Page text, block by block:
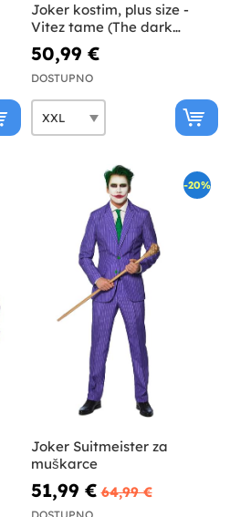
Joker kostim, plus size -
Vitez tame (The dark
knight)
50,99 €
DOSTUPNO
-20%
Joker Suitmeister za
muškarce
51,99 € 64,99 €